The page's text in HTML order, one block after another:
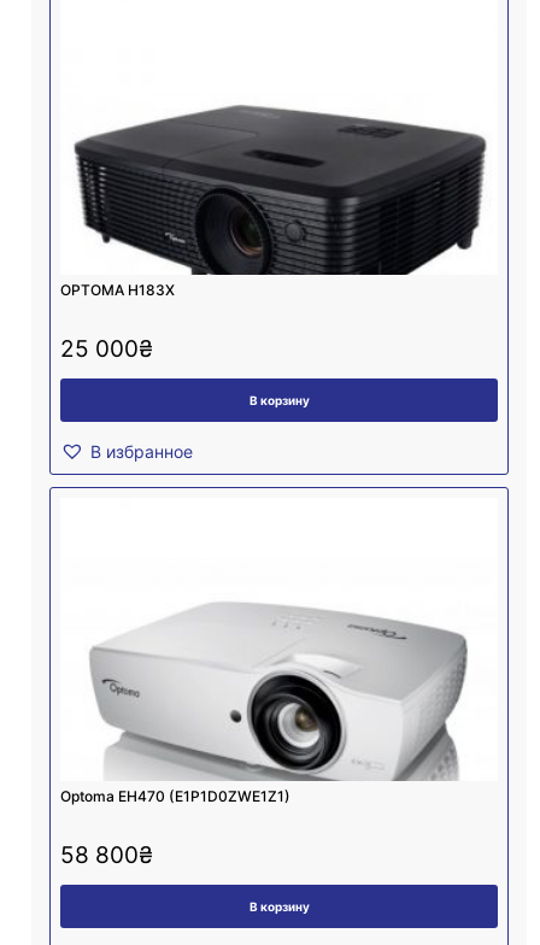
OPTOMA H183X
25 000₴
В корзину
В избранное
Optoma EH470 (E1P1D0ZWE1Z1)
58 800₴
В корзину